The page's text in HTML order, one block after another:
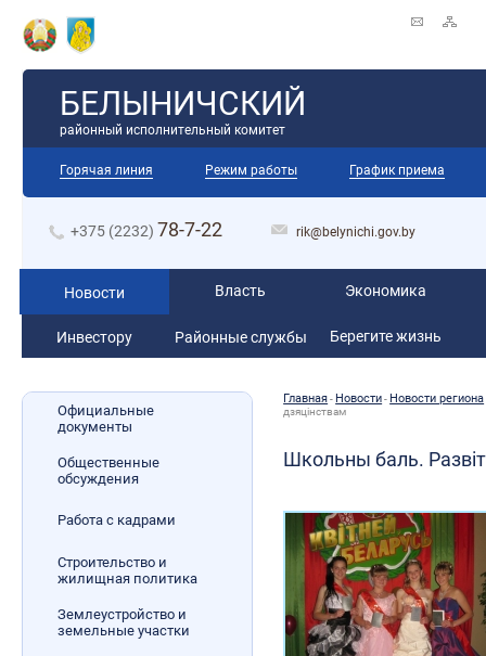
БЕЛЫНИЧСКИЙ
районный исполнительный комитет
Горячая линия Режим работы График приема
+375 (2232) 78-7-22 rik@belynichi.gov.by
Новости Власть Экономика
Инвестору Районные службы Берегите жизнь
Официальные
документы
Общественные
обсуждения
Работа с кадрами
Строительство и
жилищная политика
Землеустройство и
земельные участки
Главная- Новости- Новости региона
дзяцінствам
Школьны баль.